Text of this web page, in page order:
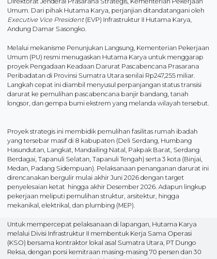
Umum. Dari pihak Hutama Karya, perjanjian ditandatangani oleh
Executive Vice President(EVP) Infrastruktur II Hutama Karya,
Andung Damar Sasongko.
Melalui mekanisme Penunjukan Langsung, Kementerian Pekerjaan
Umum (PU) resmi menugaskan Hutama Karya untuk menggarap
proyek Pengadaan Keadaan Darurat Pascabencana Prasarana
Peribadatan di Provinsi Sumatra Utara senilai Rp247,255 miliar.
Langkah cepat ini diambil menyusul perpanjangan status transisi
darurat ke pemulihan pascabencana banjir bandang, tanah
longsor, dan gempa bumi ekstrem yang melanda wilayah tersebut.
Proyek strategis ini membidik pemulihan fasilitas rumah ibadah
yang tersebar masif di 8 kabupaten (Deli Serdang, Humbang
Hasundutan, Langkat, Mandailing Natal, Pakpak Barat, Serdang
Berdagai, Tapanuli Selatan, Tapanuli Tengah) serta 3 kota (Binjai,
Medan, Padang Sidempuan). Pelaksanaan penanganan darurat ini
direncanakan bergulir mulai akhir Juni 2026 dengan target
penyelesaian ketat hingga akhir Desember 2026. Adapun lingkup
pekerjaan meliputi pemulihan struktur, arsitektur, hingga
mekanikal, elektrikal, dan plumbing (MEP).
Untuk mempercepat pelaksanaan di lapangan, Hutama Karya
melalui Divisi Infrastruktur II membentuk Kerja Sama Operasi
(KSO) bersama kontraktor lokal asal Sumatra Utara, PT Dungo
Reksa, dengan porsi kemitraan masing-masing 70 persen dan 30